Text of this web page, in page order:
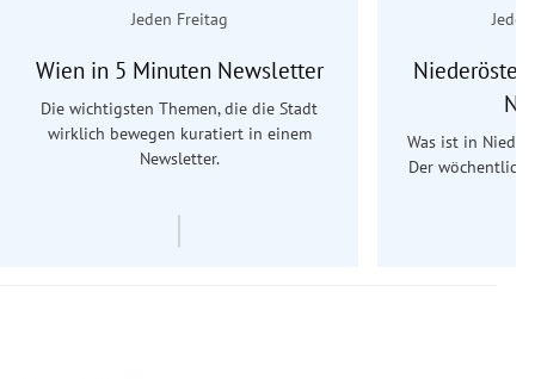
Jeden Freitag
Wien in 5 Minuten Newsletter
Die wichtigsten Themen, die die Stadt
wirklich bewegen kuratiert in einem
Newsletter.
Was ist in
Der